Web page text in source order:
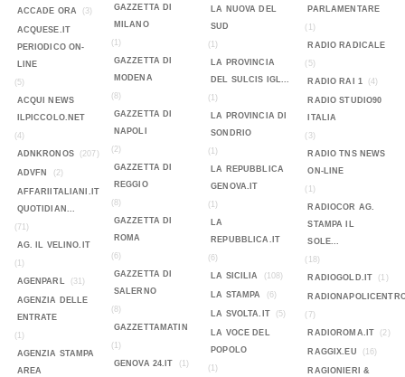
ACCADE ORA (3)
ACQUESE.IT
PERIODICO ON-
LINE
(5)
ACQUI NEWS
ILPICCOLO.NET
(4)
ADNKRONOS
(207)
ADVFN (2)
AFFARIITALIANI.IT
QUOTIDIAN...
(71)
AG. IL VELINO.IT
(1)
AGENPARL
(31)
AGENZIA DELLE
ENTRATE
(1)
AGENZIA STAMPA
AREA
GAZZETTA DI
MILANO
(1)
GAZZETTA DI
MODENA
(8)
GAZZETTA DI
NAPOLI
(2)
GAZZETTA DI
REGGIO
(8)
GAZZETTA DI
ROMA
(6)
GAZZETTA DI
SALERNO
(8)
GAZZETTAMATIN
(1)
GENOVA 24.IT
(1)
LA NUOVA DEL
SUD
(1)
LA PROVINCIA
DEL SULCIS IGL...
(1)
LA PROVINCIA DI
SONDRIO
(1)
LA REPUBBLICA
GENOVA.IT
(1)
LA
REPUBBLICA.IT
(6)
LA SICILIA
(108)
LA STAMPA (6)
LA SVOLTA.IT (5)
LA VOCE DEL
POPOLO
(1)
PARLAMENTARE
(1)
RADIO RADICALE
(5)
RADIO RAI 1
(4)
RADIO STUDIO90
ITALIA
(3)
RADIO TNS NEWS
ON-LINE
(1)
RADIOCOR AG.
STAMPA IL
SOLE...
(18)
RADIOGOLD.IT
(1)
(7)
RADIOROMA.IT
(2)
RAGGIX.EU (16)
RAGIONIERI &